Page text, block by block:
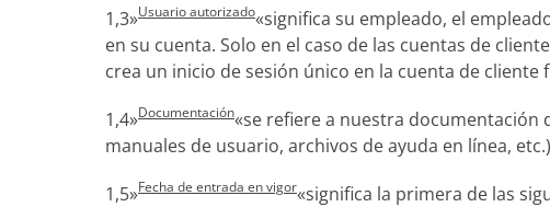
1,3»Usuario autorizado«significa su empleado, el
en su cuenta. Solo en el caso de las cuentas de
crea un inicio de sesión único en la cuenta de
1,4»Documentación«se refiere a nuestra documentación
manuales de usuario, archivos de ayuda en línea,
1,5»Fecha de entrada en vigor«significa la primera de las